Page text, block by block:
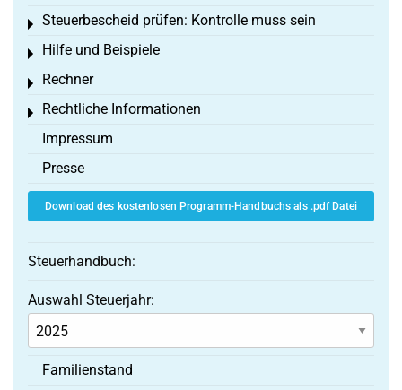
Steuerbescheid prüfen: Kontrolle muss sein
Toggle menu
Hilfe und Beispiele
Toggle menu
Rechner
Toggle menu
Rechtliche Informationen
Toggle menu
Impressum
Presse
Download des kostenlosen Programm-Handbuchs als .pdf Datei
Steuerhandbuch:
Auswahl Steuerjahr:
Familienstand